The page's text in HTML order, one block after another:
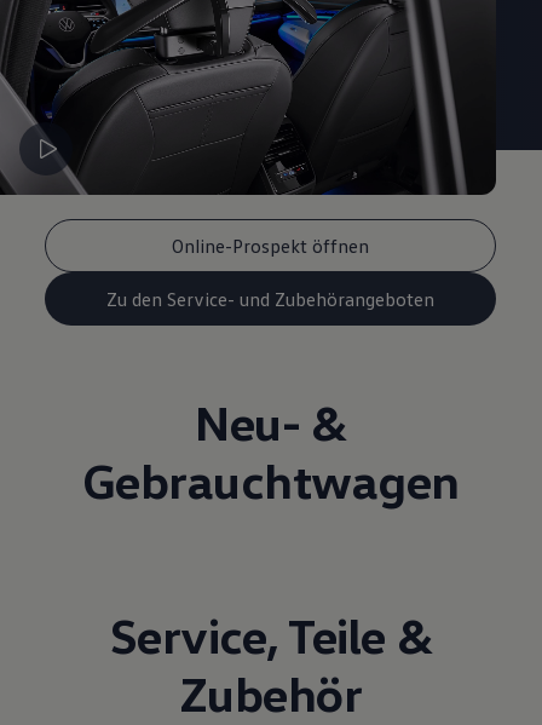
Online-Prospekt öffnen
Zu den Service- und Zubehörangeboten
Neu- &
Gebrauchtwagen
Service, Teile &
Zubehör